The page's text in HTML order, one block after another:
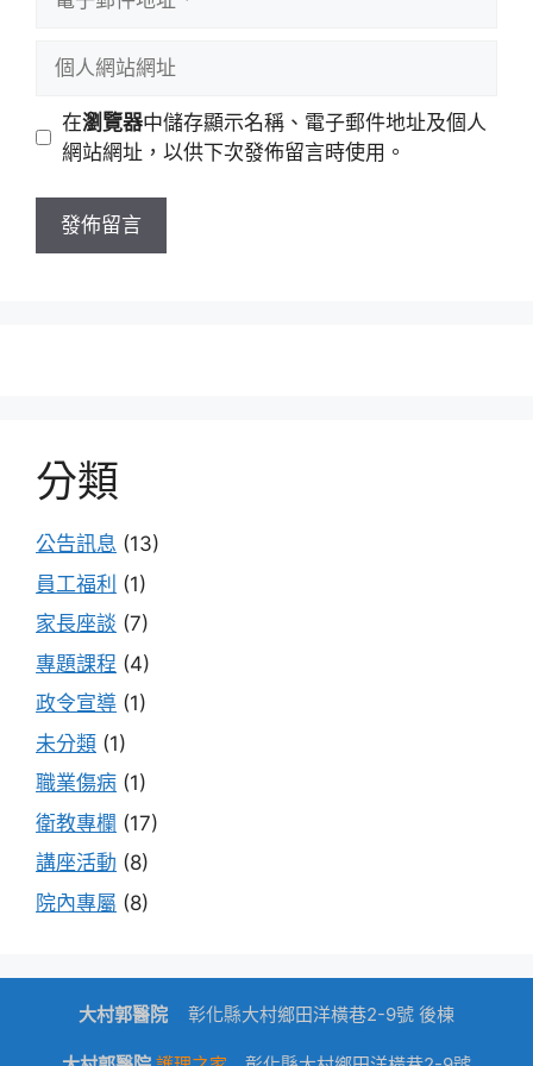
在瀏覽器中儲存顯示名稱、電子郵件地址及個人
網站網址，以供下次發佈留言時使用。
分類
公告訊息 (13)
員工福利 (1)
家長座談 (7)
專題課程 (4)
政令宣導 (1)
未分類 (1)
職業傷病 (1)
衛教專欄 (17)
講座活動 (8)
院內專屬 (8)
大村郭醫院 彰化縣大村鄉田洋橫巷2-9號 後棟